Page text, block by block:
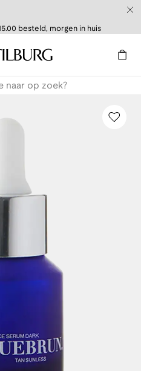
besteld, morgen in huis